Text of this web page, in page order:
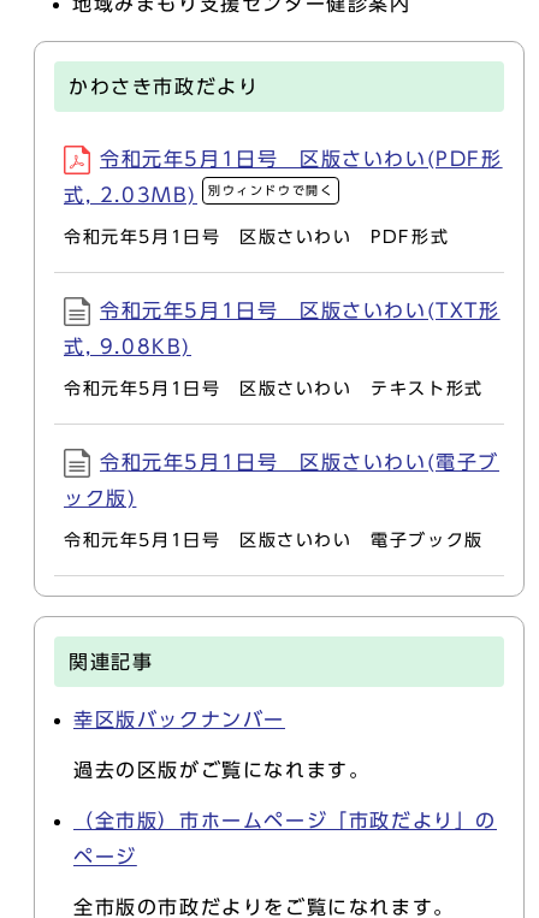
かわさき市政だより
令和元年5月1日号 区版さいわい(PDF形
式, 2.03MB)
別ウィンドウで開く
令和元年5月1日号 区版さいわい PDF形式
令和元年5月1日号 区版さいわい(TXT形
式, 9.08KB)
令和元年5月1日号 区版さいわい テキスト形式
令和元年5月1日号 区版さいわい(電子ブ
ック版)
令和元年5月1日号 区版さいわい 電子ブック版
関連記事
幸区版バックナンバー
過去の区版がご覧になれます。
（全市版）市ホームページ「市政だより」の
ページ
全市版の市政だよりをご覧になれます。